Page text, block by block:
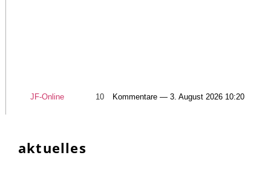
JF-Online 10 Kommentare — 3. August 2026 10:20
aktuelles